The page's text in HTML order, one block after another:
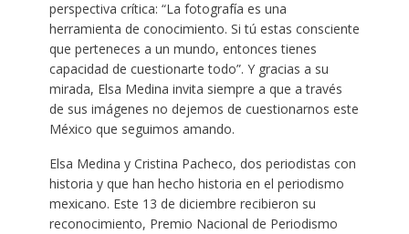
perspectiva crítica: “La fotografía es una
herramienta de conocimiento. Si tú estas consciente
que perteneces a un mundo, entonces tienes
capacidad de cuestionarte todo”. Y gracias a su
mirada, Elsa Medina invita siempre a que a través
de sus imágenes no dejemos de cuestionarnos este
México que seguimos amando.
Elsa Medina y Cristina Pacheco, dos periodistas con
historia y que han hecho historia en el periodismo
mexicano. Este 13 de diciembre recibieron su
reconocimiento, Premio Nacional de Periodismo